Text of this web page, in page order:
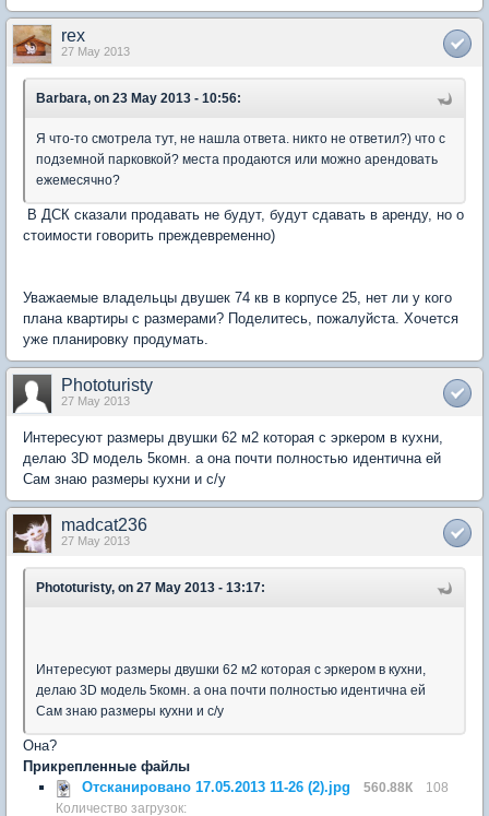
rex
27 May 2013
Barbara, on 23 May 2013 - 10:56:
Я что-то смотрела тут, не нашла ответа. никто не ответил?) что с
подземной парковкой? места продаются или можно арендовать
ежемесячно?
В ДСК сказали продавать не будут, будут сдавать в аренду, но о
стоимости говорить преждевременно)
Уважаемые владельцы двушек 74 кв в корпусе 25, нет ли у кого
плана квартиры с размерами? Поделитесь, пожалуйста. Хочется
уже планировку продумать.
Phototuristy
27 May 2013
Интересуют размеры двушки 62 м2 которая с эркером в кухни,
делаю 3D модель 5комн. а она почти полностью идентична ей
Сам знаю размеры кухни и с/у
madcat236
27 May 2013
Phototuristy, on 27 May 2013 - 13:17:
Интересуют размеры двушки 62 м2 которая с эркером в кухни,
делаю 3D модель 5комн. а она почти полностью идентична ей
Сам знаю размеры кухни и с/у
Она?
Прикрепленные файлы
Отсканировано 17.05.2013 11-26 (2).jpg
560.88К
108
Количество загрузок: